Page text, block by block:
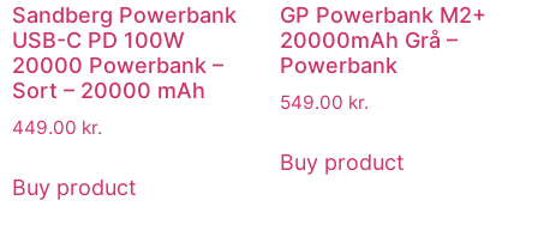
Sandberg Powerbank
USB-C PD 100W
20000 Powerbank –
Sort – 20000 mAh
449.00 kr.
Buy product
GP Powerbank M2+
20000mAh Grå –
Powerbank
549.00 kr.
Buy product